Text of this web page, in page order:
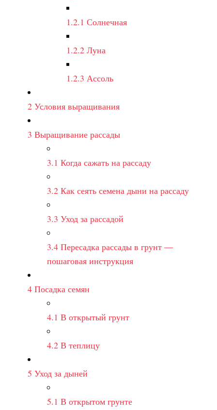
1.2.1 Солнечная
1.2.2 Луна
1.2.3 Ассоль
2 Условия выращивания
3 Выращивание рассады
3.1 Когда сажать на рассаду
3.2 Как сеять семена дыни на рассаду
3.3 Уход за рассадой
3.4 Пересадка рассады в грунт —
пошаговая инструкция
4 Посадка семян
4.1 В открытый грунт
4.2 В теплицу
5 Уход за дыней
5.1 В открытом грунте